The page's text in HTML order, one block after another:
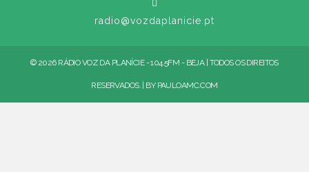
radio@vozdaplanicie.pt
© 2026 RÁDIO VOZ DA PLANÍCIE - 104.5FM - BEJA | TODOS OS DIREITOS
RESERVADOS. | BY PAULOAMC.COM